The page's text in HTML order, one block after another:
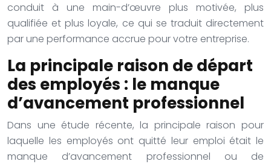
conduit à une main-d’œuvre plus motivée, plus
qualifiée et plus loyale, ce qui se traduit directement
par une performance accrue pour votre entreprise.
La principale raison de départ
des employés : le manque
d’avancement professionnel
Dans une étude récente, la principale raison pour
laquelle les employés ont quitté leur emploi était le
manque d’avancement professionnel ou de